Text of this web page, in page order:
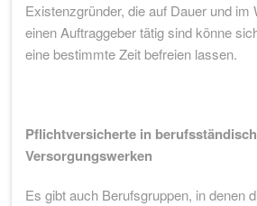
Existenzgründer, die auf Dauer und im
einen Auftraggeber tätig sind könne
eine bestimmte Zeit befreien lassen.
Pflichtversicherte in
Versorgungswerken
Es gibt auch Berufsgruppen, in denen